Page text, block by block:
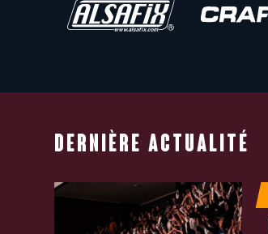
DERNIÈRE ACTUALITÉ